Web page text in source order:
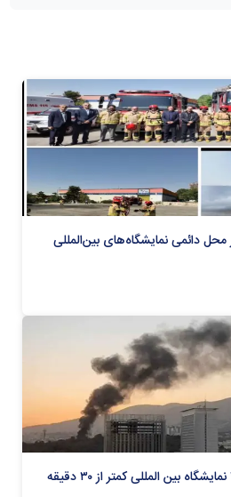
دائمی نمایشگاه‌های بین‌المللی